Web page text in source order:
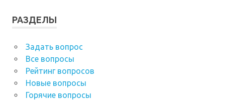
РАЗДЕЛЫ
Задать вопрос
Все вопросы
Рейтинг вопросов
Новые вопросы
Горячие вопросы